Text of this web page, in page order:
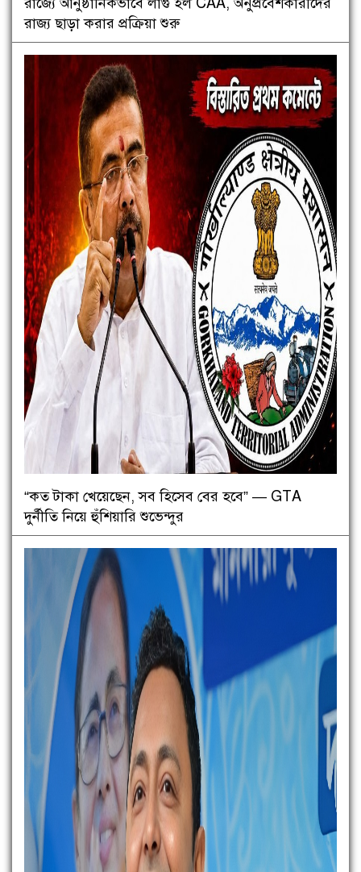
রাজ্য ছাড়া করার প্রক্রিয়া শুরু
“কত টাকা খেয়েছেন, সব হিসেব বের হবে” — GTA
দুর্নীতি নিয়ে হুঁশিয়ারি শুভেন্দুর